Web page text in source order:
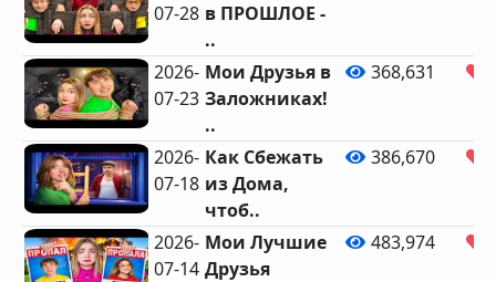
07-28 в ПРОШЛОЕ -
..
2026-
07-23
Мои Друзья в
Заложниках!
..
368,631
2026-
07-18
Как Сбежать
из Дома,
чтоб..
386,670
2026-
07-14
Мои Лучшие
Друзья
483,974